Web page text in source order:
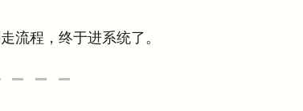
流程，终于进系统了。